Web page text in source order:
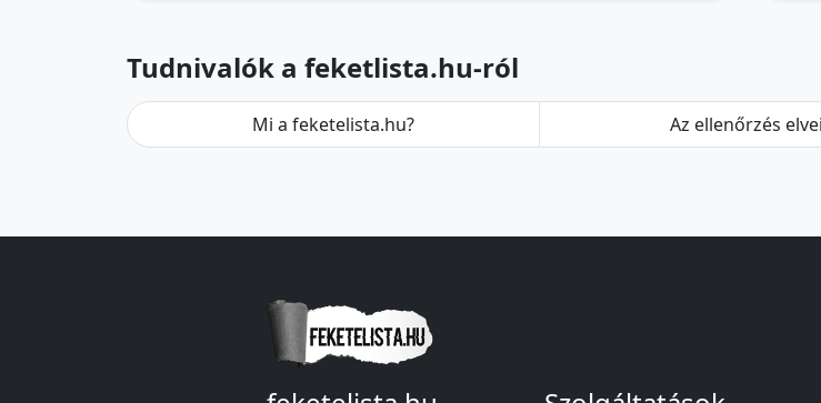
Tudnivalók a feketlista.hu-ról
Mi a feketelista.hu? Az ellenőrzés elvei